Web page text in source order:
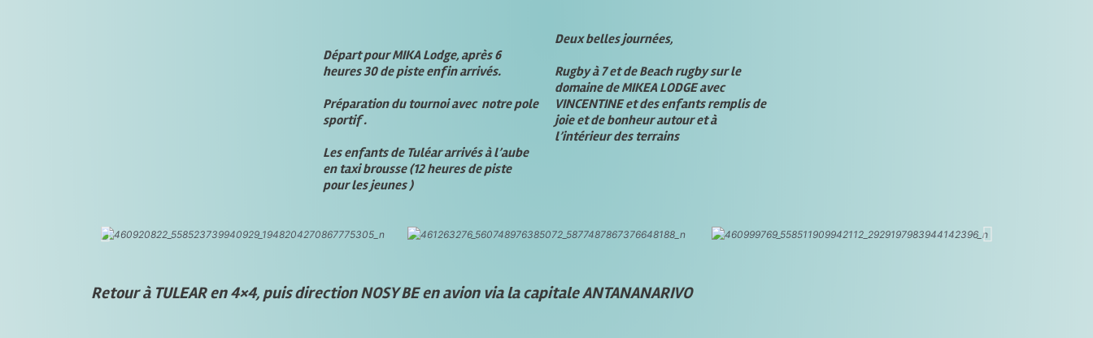
Départ pour MIKA Lodge, après 6
heures 30 de piste enfin arrivés.
Préparation du tournoi avec notre pole
sportif .
Les enfants de Tuléar arrivés à l’aube
en taxi brousse (12 heures de piste
pour les jeunes )
Deux belles journées,
Rugby à 7 et de Beach rugby sur le
domaine de MIKEA LODGE avec
VINCENTINE et des enfants remplis de
joie et de bonheur autour et à
l’intérieur des terrains
Retour à TULEAR en 4×4, puis direction NOSY BE en avion via la capitale ANTANANARIVO